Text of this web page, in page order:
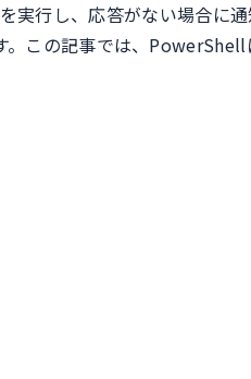
実行し、応答がない場合に
。この記事では、PowerShell